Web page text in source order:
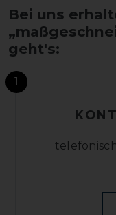
Bei uns
geht's:
1